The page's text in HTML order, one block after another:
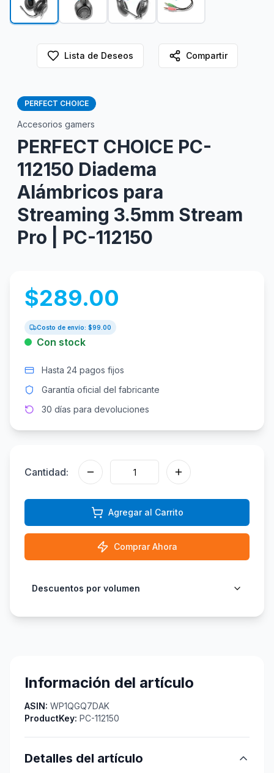
Lista de Deseos Compartir
PERFECT CHOICE
Accesorios gamers
PERFECT CHOICE PC-
112150 Diadema
Alámbricos para
Streaming 3.5mm Stream
Pro | PC-112150
$289.00
Costo de envío: $99.00
Con stock
Hasta 24 pagos fijos
Garantía oficial del fabricante
30 días para devoluciones
Cantidad:
Agregar al Carrito
Comprar Ahora
Descuentos por volumen
Información del artículo
ASIN: WP1QGQ7DAK
ProductKey: PC-112150
Detalles del artículo